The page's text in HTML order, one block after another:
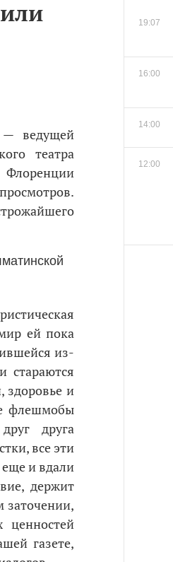
— ведущей
театра
ей пока
из-
стараются
здоровье и
флешмобы
друга
все эти
и вдали
держит
заточении,
ценностей
газете,
19:07
16:00
14:00
12:00